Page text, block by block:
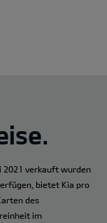
2021 verkauft wurden
bietet Kia pro
des
im